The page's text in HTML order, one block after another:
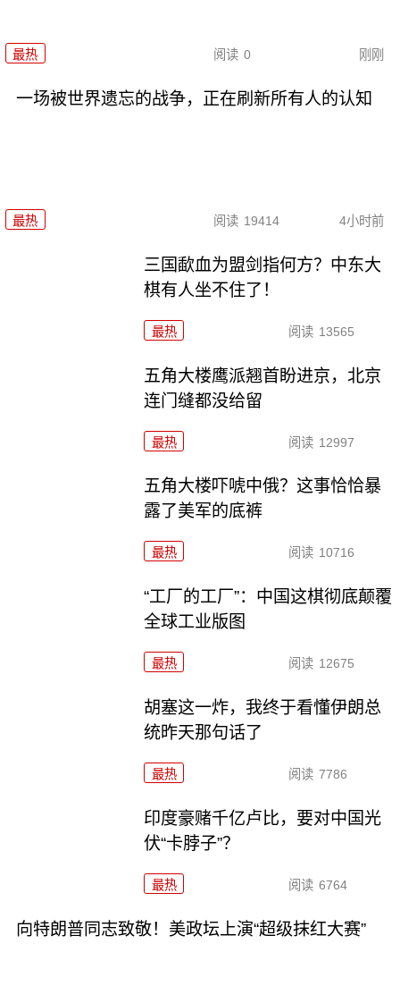
最热 阅读 0 刚刚
一场被世界遗忘的战争，正在刷新所有人的认知
最热 阅读 19414 4小时前
三国歃血为盟剑指何方？中东大
棋有人坐不住了！
最热 阅读 13565
五角大楼鹰派翘首盼进京，北京
连门缝都没给留
最热 阅读 12997
五角大楼吓唬中俄？这事恰恰暴
露了美军的底裤
最热 阅读 10716
“工厂的工厂”：中国这棋彻底颠覆
全球工业版图
最热 阅读 12675
胡塞这一炸，我终于看懂伊朗总
统昨天那句话了
最热 阅读 7786
印度豪赌千亿卢比，要对中国光
伏“卡脖子”？
最热 阅读 6764
向特朗普同志致敬！美政坛上演“超级抹红大赛”